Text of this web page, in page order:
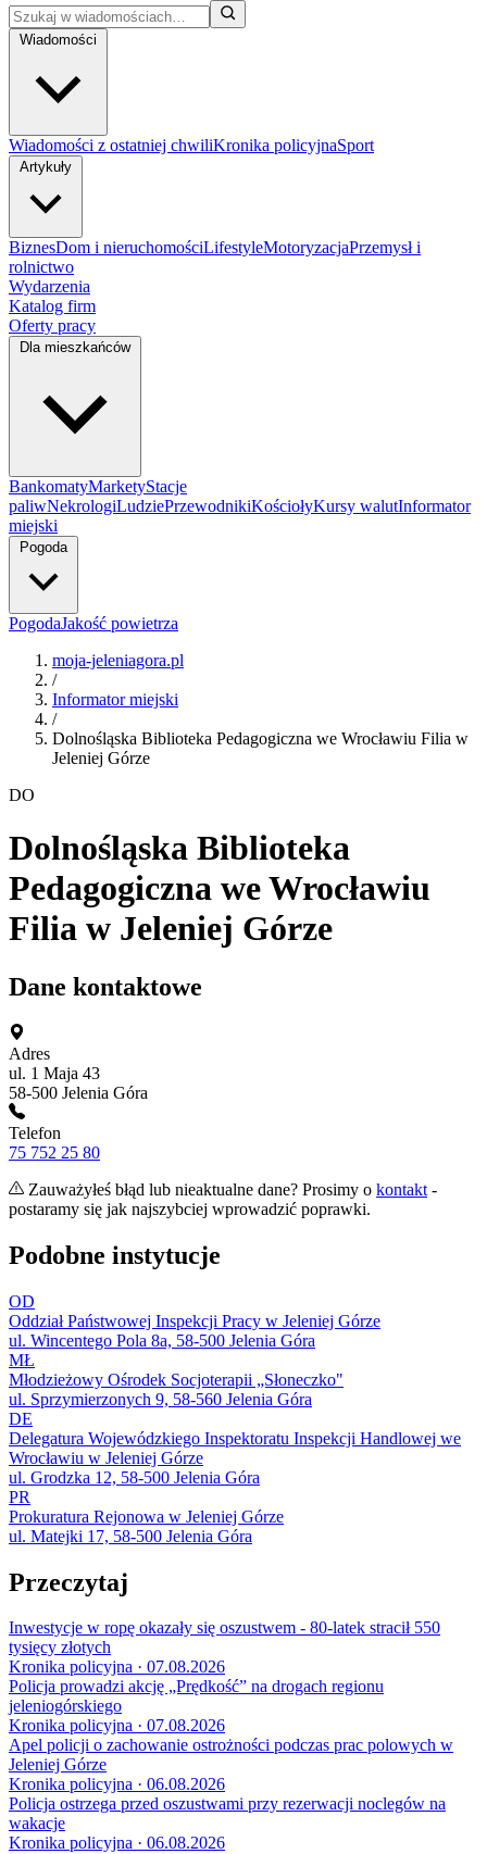
Wiadomości
Wiadomości z ostatniej chwiliKronika policyjnaSport
Artykuły
BiznesDom i nieruchomościLifestyleMotoryzacjaPrzemysł i
rolnictwo
Wydarzenia
Katalog firm
Oferty pracy
Dla mieszkańców
BankomatyMarketyStacje
paliwNekrologiLudziePrzewodnikiKościołyKursy walutInformator
miejski
Pogoda
PogodaJakość powietrza
moja-jeleniagora.pl
/
Informator miejski
/
Dolnośląska Biblioteka Pedagogiczna we Wrocławiu Filia w
Jeleniej Górze
DO
Dolnośląska Biblioteka
Pedagogiczna we Wrocławiu
Filia w Jeleniej Górze
Dane kontaktowe
Adres
ul. 1 Maja 43
58-500 Jelenia Góra
Telefon
75 752 25 80
Zauważyłeś błąd lub nieaktualne dane? Prosimy o kontakt -
postaramy się jak najszybciej wprowadzić poprawki.
Podobne instytucje
OD
Oddział Państwowej Inspekcji Pracy w Jeleniej Górze
ul. Wincentego Pola 8a, 58-500 Jelenia Góra
MŁ
Młodzieżowy Ośrodek Socjoterapii „Słoneczko"
ul. Sprzymierzonych 9, 58-560 Jelenia Góra
DE
Delegatura Wojewódzkiego Inspektoratu Inspekcji Handlowej we
Wrocławiu w Jeleniej Górze
ul. Grodzka 12, 58-500 Jelenia Góra
PR
Prokuratura Rejonowa w Jeleniej Górze
ul. Matejki 17, 58-500 Jelenia Góra
Przeczytaj
Inwestycje w ropę okazały się oszustwem - 80-latek stracił 550
tysięcy złotych
Kronika policyjna · 07.08.2026
Policja prowadzi akcję „Prędkość” na drogach regionu
jeleniogórskiego
Kronika policyjna · 07.08.2026
Apel policji o zachowanie ostrożności podczas prac polowych w
Jeleniej Górze
Kronika policyjna · 06.08.2026
Policja ostrzega przed oszustwami przy rezerwacji noclegów na
wakacje
Kronika policyjna · 06.08.2026